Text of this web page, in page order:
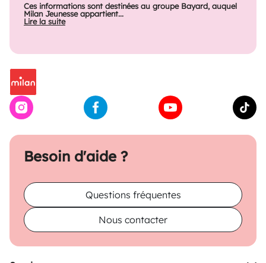
Besoin d'aide ?
Questions fréquentes
Nous contacter
Ces informations sont destinées au groupe Bayard, auquel
Milan Jeunesse appartient...
Lire la suite